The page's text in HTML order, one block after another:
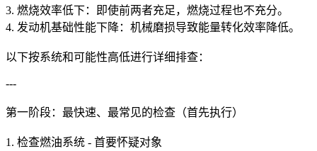
3. 燃烧效率低下：即使前两者充足，燃烧过程也不充分。
4. 发动机基础性能下降：机械磨损导致能量转化效率降低。
以下按系统和可能性高低进行详细排查：
---
第一阶段：最快速、最常见的检查（首先执行）
1. 检查燃油系统 - 首要怀疑对象